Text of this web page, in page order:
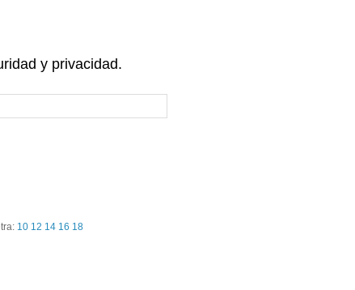
y privacidad.
10 12 14 16 18